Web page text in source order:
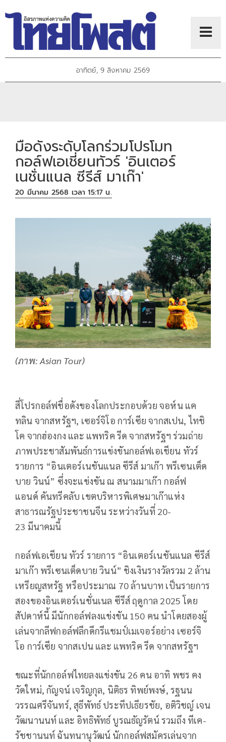
อาทิตย์, 9 สิงหาคม 2569
มือดังระดับโลกร่วมโปรโมท
กอล์ฟเอเชี่ยนทัวร์ 'อินเตอร์
เนชั่นแนล ซีรีส์ มาเก๊า'
20 มีนาคม 2568 เวลา 15:17 น.
(ภาพ: Asian Tour)
สี่โปรกอล์ฟชื่อดังของโลกประกอบด้วย จอห์น แค
ทลิน จากสหรัฐฯ, เซอร์จิโอ การ์เซีย จากสเปน, ไทชิ
โค จากฮ่องกง และ แพทริค รีด จากสหรัฐฯ ร่วมถ่าย
ภาพประชาสัมพันธ์การแข่งขันกอล์ฟเอเชียน ทัวร์
รายการ “อินเตอร์เนชันแนล ซีรีส์ มาเก๊า พรีเซนเต็ด
บาย วินน์” ซึ่งจะแข่งขัน ณ สนามมาเก๊า กอล์ฟ
แอนด์ คันทรีคลับ เขตบริหารพิเศษมาเก๊าแห่ง
สาธารณรัฐประชาชนจีน ระหว่างวันที่ 20-
23 มีนาคมนี้
กอล์ฟเอเชียน ทัวร์ รายการ “อินเตอร์เนชันแนล ซีรีส์
มาเก๊า พรีเซนเต็ดบาย วินน์” ชิงเงินรางวัลรวม 2 ล้าน
เหรียญสหรัฐ หรือประมาณ 70ล้านบาท เป็นรายการ
สองของอินเตอร์เนชั่นเนล ซีรีส์ ฤดูกาล 2025โดย
สัปดาห์นี้ มีนักกอล์ฟลงแข่งขัน 150 คน นำโดยสองผู้
เล่นจากลีฟกอล์ฟลีกดีกรีแชมป์เมเจอร์อย่าง เซอร์จิ
โอ การ์เซีย จากสเปน และ แพทริค รีด จากสหรัฐฯ
ขณะที่นักกอล์ฟไทยลงแข่งขัน 26 คน อาทิ พชร คง
วัดใหม่, กัญจน์ เจริญกุล, นิติธร ทิพย์พงษ์, รฐนน
วรรณศรีจันทร์, สุธีพัทธ์ ประทีปเธียรชัย, อติวิชญ์ เจน
วัฒนานนท์ และ อิทธิพัทธ์ บูรณธัญรัตน์ รวมถึง ทีเค-
รัชชานนท์ ฉันทนานุวัฒน์ นักกอล์ฟสมัครเล่นจาก